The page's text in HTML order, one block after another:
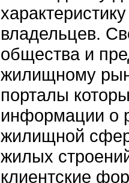
владельцев.
общества и
жилищному
порталы
информации о
жилищной
жилых
клиентские